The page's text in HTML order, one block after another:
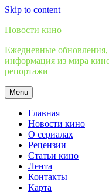
Skip to content
Новости кино
Ежедневные обновления,
информация из мира
репортажи
Menu
Главная
Новости кино
О сериалах
Рецензии
Статьи кино
Лента
Контакты
Карта